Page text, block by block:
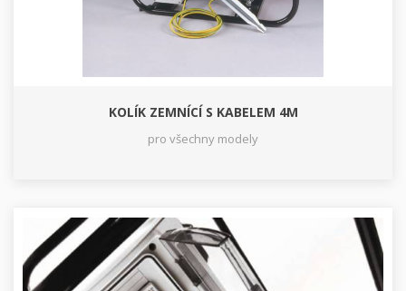
KOLÍK ZEMNÍCÍ S KABELEM 4M
pro všechny modely